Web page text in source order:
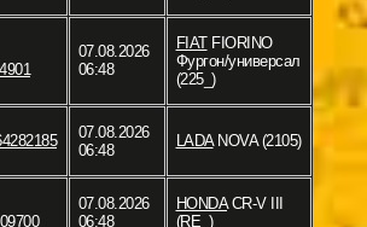
07.08.2026
06:48
FIATFIORINO
Фургон/универсал
(225_)
07.08.2026
06:48
LADANOVA (2105)
07.08.2026
06:48
HONDACR-V III
(RE_)